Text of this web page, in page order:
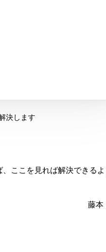
決します
ここを見れば解決できるよ
藤本